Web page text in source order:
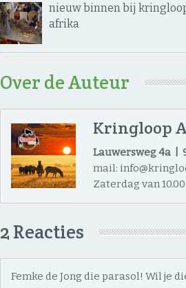
nieuw binnen bij
afrika
Over de Auteur
Kringloop
Lauwersweg 4a |
mail:
Zaterdag van
2 Reacties
Femke de Jong die parasol! Wil je